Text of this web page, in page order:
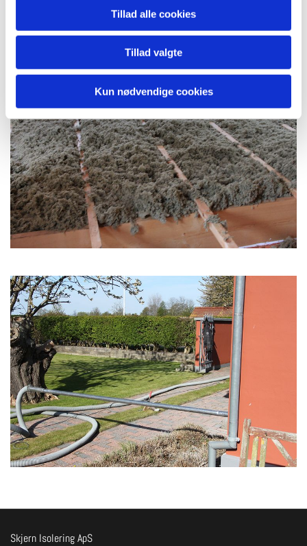
Tillad alle cookies
Tillad valgte
Kun nødvendige cookies
Skjern Isolering ApS